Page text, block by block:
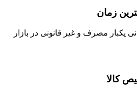
زمان
یکبار مصرف و غیر قانونی در بازار
کالا